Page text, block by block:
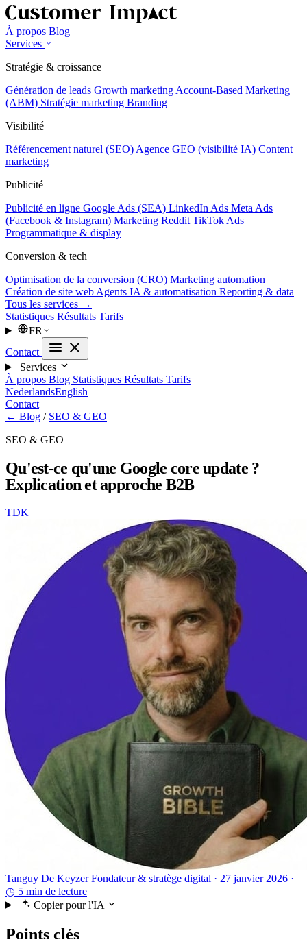
À propos Blog
Services
Stratégie & croissance
Génération de leads Growth marketing Account-Based Marketing
(ABM) Stratégie marketing Branding
Visibilité
Référencement naturel (SEO) Agence GEO (visibilité IA) Content
marketing
Publicité
Publicité en ligne Google Ads (SEA) LinkedIn Ads Meta Ads
(Facebook & Instagram) Marketing Reddit TikTok Ads
Programmatique & display
Conversion & tech
Optimisation de la conversion (CRO) Marketing automation
Création de site web Agents IA & automatisation Reporting & data
Tous les services →
Statistiques Résultats Tarifs
FR
Contact
Services
À propos Blog Statistiques Résultats Tarifs
NederlandsEnglish
Contact
← Blog / SEO & GEO
SEO & GEO
Qu'est-ce qu'une Google core update ?
Explication et approche B2B
TDK
Tanguy De Keyzer Fondateur & stratège digital · 27 janvier 2026 ·
◷ 5 min de lecture
Copier pour l'IA
Points clés